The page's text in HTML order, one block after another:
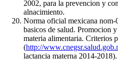
2002, para la prevencion y
alnacimiento.
Norma oficial mexicana nom-
basicos de salud. Promocion
materia alimentaria. Criterios
(http://
lactancia materna 2014-2018).